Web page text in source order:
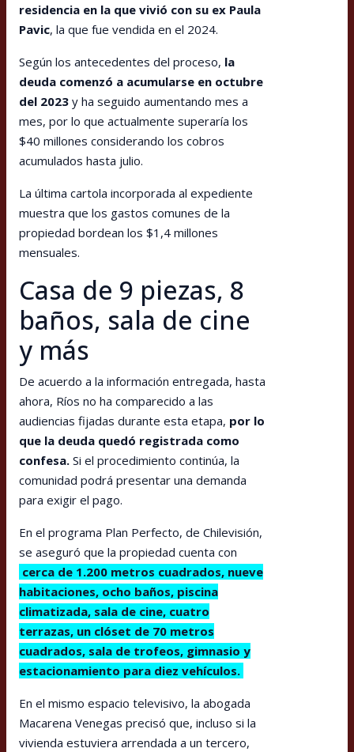
residencia en la que vivió con su ex Paula
Pavic, la que fue vendida en el 2024.
Según los antecedentes del proceso, la
deuda comenzó a acumularse en octubre
del 2023 y ha seguido aumentando mes a
mes, por lo que actualmente superaría los
$40 millones considerando los cobros
acumulados hasta julio.
La última cartola incorporada al expediente
muestra que los gastos comunes de la
propiedad bordean los $1,4 millones
mensuales.
Casa de 9 piezas, 8
baños, sala de cine
y más
De acuerdo a la información entregada, hasta
ahora, Ríos no ha comparecido a las
audiencias fijadas durante esta etapa, por lo
que la deuda quedó registrada como
confesa. Si el procedimiento continúa, la
comunidad podrá presentar una demanda
para exigir el pago.
En el programa Plan Perfecto, de Chilevisión,
se aseguró que la propiedad cuenta con
cerca de 1.200 metros cuadrados, nueve
habitaciones, ocho baños, piscina
climatizada, sala de cine, cuatro
terrazas, un clóset de 70 metros
cuadrados, sala de trofeos, gimnasio y
estacionamiento para diez vehículos.
En el mismo espacio televisivo, la abogada
Macarena Venegas precisó que, incluso si la
vivienda estuviera arrendada a un tercero,